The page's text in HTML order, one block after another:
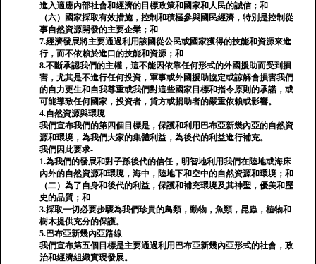
進入適應內部社會和經濟的目標政策和國家和人民的誠信；和
（六）國家採取有效措施，控制和積極參與國民經濟，特別是控制從
事自然資源開發的主要企業；和
7.經濟發展將主要通過利用該國從公民或國家獲得的技能和資源來進
行，而不依賴於進口的技能和資源；和
8.不斷承認我們的主權，這不能因依靠任何形式的外國援助而受到損
害，尤其是不進行任何投資，軍事或外國援助協定或諒解會損害我們
的自力更生和自我尊重或我們對這些國家目標和指令原則的承諾，或
可能導致任何國家，投資者，貸方或捐助者的嚴重依賴或影響。
4.自然資源與環境
我們宣布我們的第四個目標是，保護和利用巴布亞新幾內亞的自然資
源和環境，為我們大家的集體利益，為後代的利益進行補充。
我們因此要求-
1.為我們的發展和對子孫後代的信任，明智地利用我們在陸地或海床
內外的自然資源和環境，海中，陸地下和空中的自然資源和環境；和
（二）為了自身和後代的利益，保護和補充環境及其神聖，優美和歷
史的品質；和
3.採取一切必要步驟為我們珍貴的鳥類，動物，魚類，昆蟲，植物和
樹木提供充分的保護。
5.巴布亞新幾內亞路線
我們宣布第五個目標是主要通過利用巴布亞新幾內亞形式的社會，政
治和經濟組織實現發展。